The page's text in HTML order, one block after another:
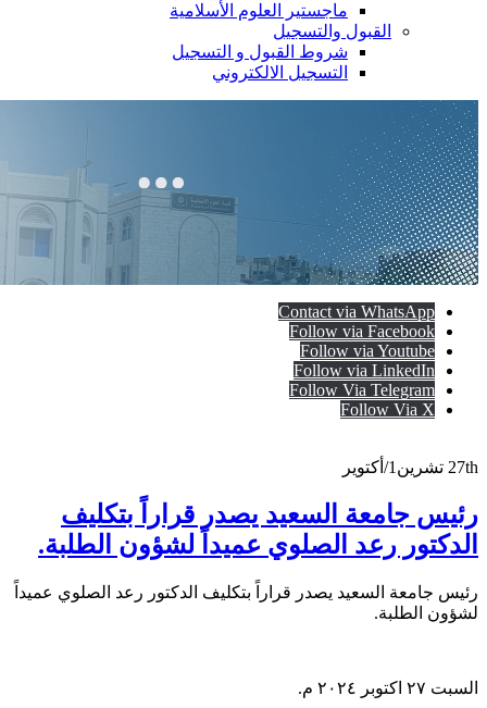
ماجستير العلوم الأسلامية
القبول والتسجيل
شروط القبول و التسجيل
التسجيل الالكتروني
Contact via WhatsApp
Follow via Facebook
Follow via Youtube
Follow via LinkedIn
Follow Via Telegram
Follow Via X
27th تشرين1/أكتوير
رئيس جامعة السعيد يصدر قراراً بتكليف
الدكتور رعد الصلوي عميداً لشؤون الطلبة.
رئيس جامعة السعيد يصدر قراراً بتكليف الدكتور رعد الصلوي عميداً
لشؤون الطلبة.
السبت ٢٧ اكتوبر ٢٠٢٤ م.